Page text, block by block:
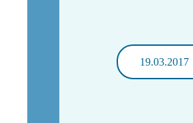
19.03.2017